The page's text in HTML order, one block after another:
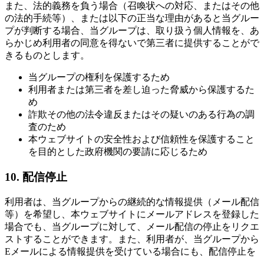
また、法的義務を負う場合（召喚状への対応、またはその他
の法的手続等）、または以下の正当な理由があると当グルー
プが判断する場合、当グループは、取り扱う個人情報を、あ
らかじめ利用者の同意を得ないで第三者に提供することがで
きるものとします。
当グループの権利を保護するため
利用者または第三者を差し迫った脅威から保護するた
め
詐欺その他の法令違反またはその疑いのある行為の調
査のため
本ウェブサイトの安全性および信頼性を保護すること
を目的とした政府機関の要請に応じるため
10. 配信停止
利用者は、当グループからの継続的な情報提供（メール配信
等）を希望し、本ウェブサイトにメールアドレスを登録した
場合でも、当グループに対して、メール配信の停止をリクエ
ストすることができます。また、利用者が、当グループから
Eメールによる情報提供を受けている場合にも、配信停止を